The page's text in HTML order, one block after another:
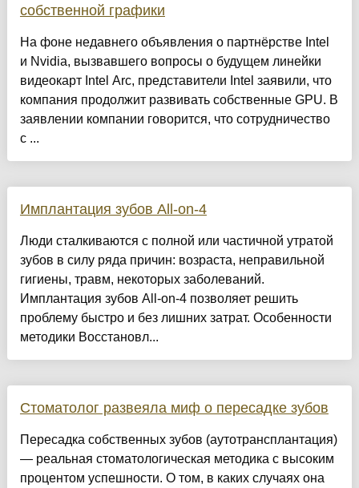
собственной графики
На фоне недавнего объявления о партнёрстве Intel
и Nvidia, вызвавшего вопросы о будущем линейки
видеокарт Intel Arc, представители Intel заявили, что
компания продолжит развивать собственные GPU. В
заявлении компании говорится, что сотрудничество
с ...
Имплантация зубов All-on-4
Люди сталкиваются с полной или частичной утратой
зубов в силу ряда причин: возраста, неправильной
гигиены, травм, некоторых заболеваний.
Имплантация зубов All-on-4 позволяет решить
проблему быстро и без лишних затрат. Особенности
методики Восстановл...
Стоматолог развеяла миф о пересадке зубов
Пересадка собственных зубов (аутотрансплантация)
— реальная стоматологическая методика с высоким
процентом успешности. О том, в каких случаях она